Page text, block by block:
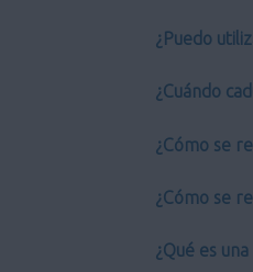
¿Puedo
¿Cuándo
¿Cómo se
¿Cómo se
¿Qué es